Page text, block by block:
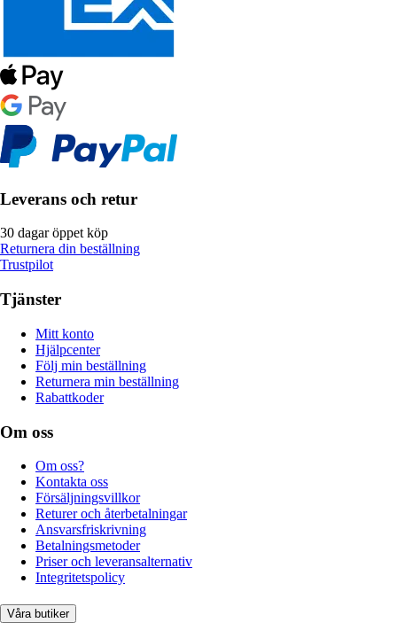
Leverans och retur
30 dagar öppet köp
Returnera din beställning
Trustpilot
Tjänster
Mitt konto
Hjälpcenter
Följ min beställning
Returnera min beställning
Rabattkoder
Om oss
Om oss?
Kontakta oss
Försäljningsvillkor
Returer och återbetalningar
Ansvarsfriskrivning
Betalningsmetoder
Priser och leveransalternativ
Integritetspolicy
Våra butiker